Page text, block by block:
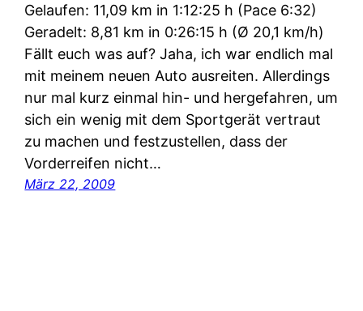
Gelaufen: 11,09 km in 1:12:25 h (Pace 6:32)
Geradelt: 8,81 km in 0:26:15 h (Ø 20,1 km/h)
Fällt euch was auf? Jaha, ich war endlich mal
mit meinem neuen Auto ausreiten. Allerdings
nur mal kurz einmal hin- und hergefahren, um
sich ein wenig mit dem Sportgerät vertraut
zu machen und festzustellen, dass der
Vorderreifen nicht…
März 22, 2009